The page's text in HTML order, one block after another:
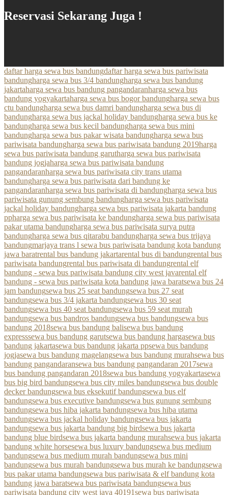
Reservasi Sekarang Juga !
daftar harga sewa bus bandungdaftar harga sewa bus pariwisata
bandungharga sewa bus 3/4 bandungharga sewa bus bandung
jakartaharga sewa bus bandung pangandaranharga sewa bus
bandung yogyakartaharga sewa bus bogor bandungharga sewa bus
ctu bandungharga sewa bus damri bandungharga sewa bus di
bandungharga sewa bus jackal holiday bandungharga sewa bus ke
bandungharga sewa bus kecil bandungharga sewa bus mini
bandungharga sewa bus pakar wisata bandungharga sewa bus
pariwisata bandungharga sewa bus pariwisata bandung 2019harga
sewa bus pariwisata bandung garutharga sewa bus pariwisata
bandung jogjaharga sewa bus pariwisata bandung
pangandaranharga sewa bus pariwisata city trans utama
bandungharga sewa bus pariwisata dari bandung ke
pangandaranharga sewa bus pariwisata di bandungharga sewa bus
pariwisata gunung sembung bandungharga sewa bus pariwisata
jackal holiday bandungharga sewa bus pariwisata jakarta bandung
ppharga sewa bus pariwisata ke bandungharga sewa bus pariwisata
pakar utama bandungharga sewa bus pariwisata surya putra
bandungharga sewa bus qitarabu bandungharga sewa bus trijaya
bandungmarjaya trans l sewa bus pariwisata bandung kota bandung
jawa baratrental bus bandung jakartarental bus di bandungrental bus
pariwisata bandungrental bus pariwisata di bandungrental elf
bandung - sewa bus pariwisata bandung city west javarental elf
bandung - sewa bus pariwisata kota bandung jawa baratsewa bus 24
jam bandungsewa bus 25 seat bandungsewa bus 27 seat
bandungsewa bus 3/4 jakarta bandungsewa bus 30 seat
bandungsewa bus 40 seat bandungsewa bus 59 seat murah
bandungsewa bus bandros bandungsewa bus bandungsewa bus
bandung 2018sewa bus bandung balisewa bus bandung
expresssewa bus bandung garutsewa bus bandung hargasewa bus
bandung jakartasewa bus bandung jakarta ppsewa bus bandung
jogjasewa bus bandung magelangsewa bus bandung murahsewa bus
bandung pangandaransewa bus bandung pangandaran 2017sewa
bus bandung pangandaran 2018sewa bus bandung yogyakartasewa
bus big bird bandungsewa bus city miles bandungsewa bus double
decker bandungsewa bus eksekutif bandungsewa bus elf
bandungsewa bus executive bandungsewa bus gunung sembung
bandungsewa bus hiba jakarta bandungsewa bus hiba utama
bandungsewa bus jackal holiday bandungsewa bus jakarta
bandungsewa bus jakarta bandung big birdsewa bus jakarta
bandung blue birdsewa bus jakarta bandung murahsewa bus jakarta
bandung white horsesewa bus luxury bandungsewa bus medium
bandungsewa bus medium murah bandungsewa bus mini
bandungsewa bus murah bandungsewa bus murah ke bandungsewa
bus pakar utama bandungsewa bus pariwisata & elf bandung kota
bandung jawa baratsewa bus pariwisata bandungsewa bus
pariwisata bandung city west java 40191sewa bus pariwisata